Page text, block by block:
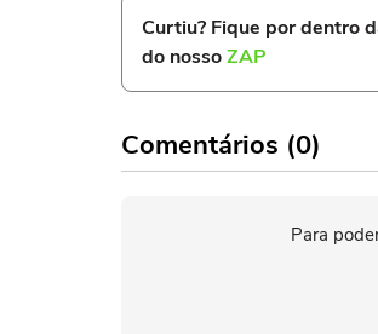
Curtiu? Fique por dentro
do nossoZAP
Comentários (0)
Para